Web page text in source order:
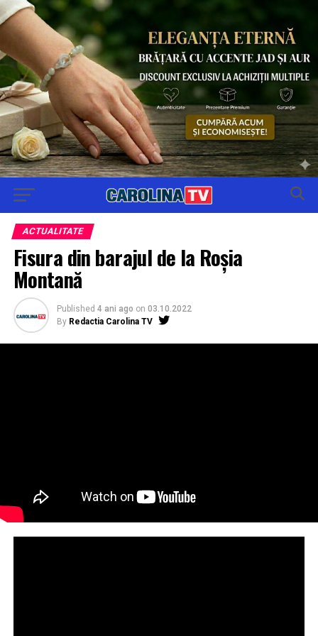
ACTUALITATE
Fisura din barajul de la Roșia
Montană
Published 4 ani ago on 03.10.2022
By Redactia Carolina TV